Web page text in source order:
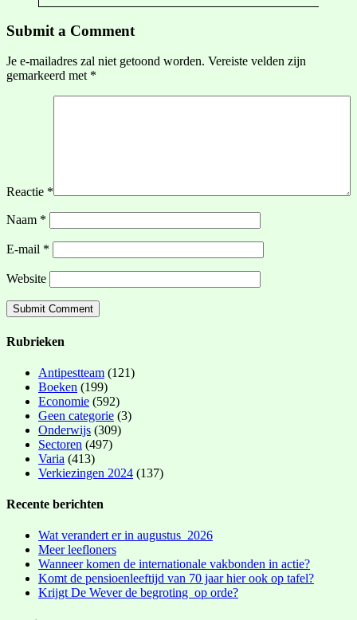
Submit a Comment
Je e-mailadres zal niet getoond worden. Vereiste velden zijn
gemarkeerd met *
Reactie *
Naam *
E-mail *
Website
Rubrieken
Antipestteam (121)
Boeken (199)
Economie (592)
Geen categorie (3)
Onderwijs (309)
Sectoren (497)
Varia (413)
Verkiezingen 2024 (137)
Recente berichten
Wat verandert er in augustus 2026
Meer leefloners
Wanneer komen de internationale vakbonden in actie?
Komt de pensioenleeftijd van 70 jaar hier ook op tafel?
Krijgt De Wever de begroting op orde?